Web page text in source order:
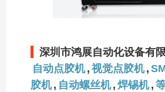
深圳市鸿展自动化设备有
自动点胶机 , 视觉点胶机 ,
胶机 , 自动螺丝机 , 焊锡机 ,